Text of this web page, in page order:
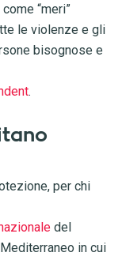
“meri”
le violenze e gli
bisognose e
.
per chi
del
in cui